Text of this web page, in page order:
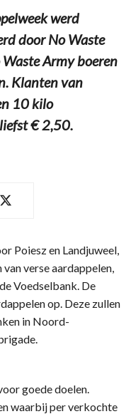
werd
door No Waste
Army boeren
Klanten van
10 kilo
€ 2,50.
Poiesz en Landjuweel,
verse aardappelen,
Voedselbank. De
op. Deze zullen
in Noord-
goede doelen.
waarbij per verkochte